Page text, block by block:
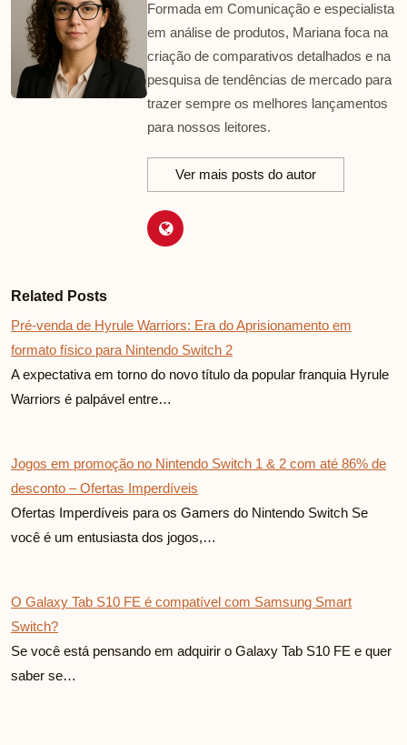
Formada em Comunicação e especialista
em análise de produtos, Mariana foca na
criação de comparativos detalhados e na
pesquisa de tendências de mercado para
trazer sempre os melhores lançamentos
para nossos leitores.
Ver mais posts do autor
Related Posts
Pré-venda de Hyrule Warriors: Era do Aprisionamento em
formato físico para Nintendo Switch 2
A expectativa em torno do novo título da popular franquia Hyrule
Warriors é palpável entre…
Jogos em promoção no Nintendo Switch 1 & 2 com até 86% de
desconto – Ofertas Imperdíveis
Ofertas Imperdíveis para os Gamers do Nintendo Switch Se
você é um entusiasta dos jogos,…
O Galaxy Tab S10 FE é compatível com Samsung Smart
Switch?
Se você está pensando em adquirir o Galaxy Tab S10 FE e quer
saber se…